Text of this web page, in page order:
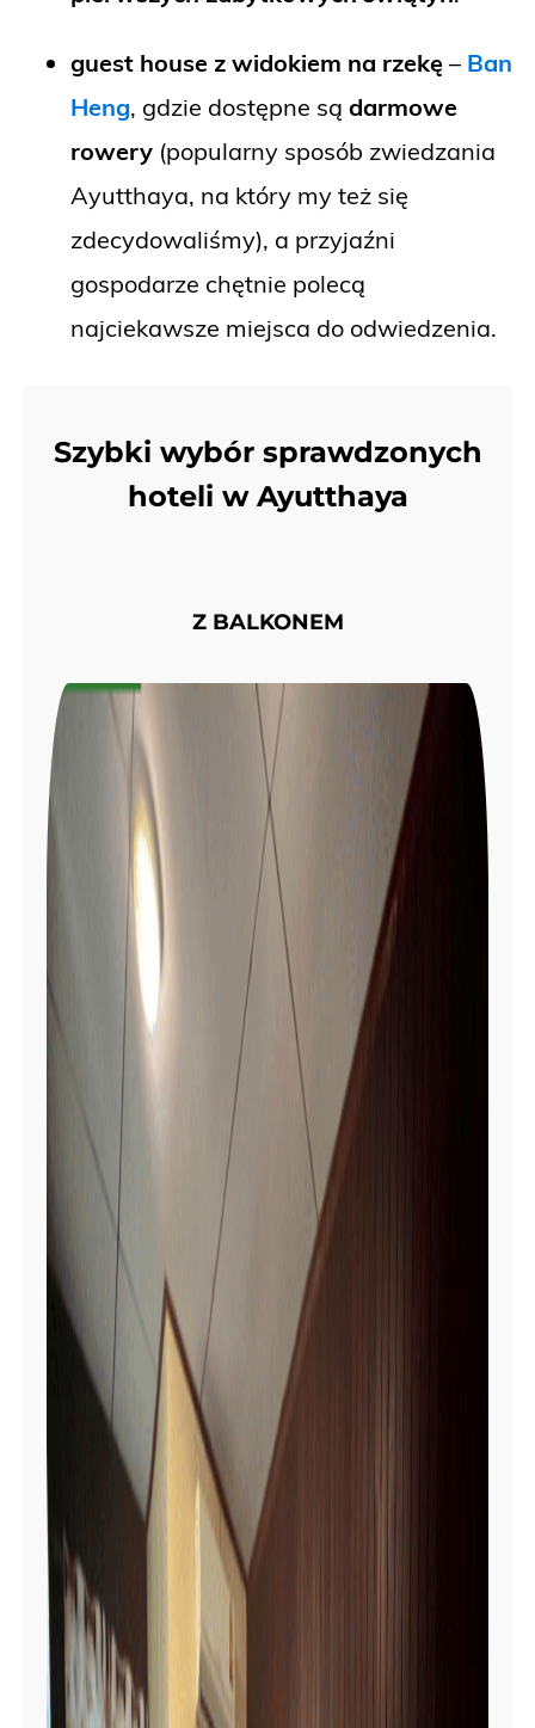
guest house z widokiem na rzekę – Ban
Heng, gdzie dostępne są darmowe
rowery (popularny sposób zwiedzania
Ayutthaya, na który my też się
zdecydowaliśmy), a przyjaźni
gospodarze chętnie polecą
najciekawsze miejsca do odwiedzenia.
Szybki wybór sprawdzonych
hoteli w Ayutthaya
Z BALKONEM